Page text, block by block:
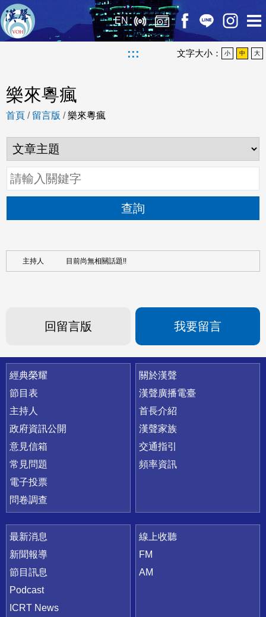
EN
::: 文字大小： 小 中 大
樂來粵瘋
首頁 / 留言版 /樂來粵瘋
查詢
目前尚無相關話題!!
回留言版 我要留言
快速連結
經典榮耀
節目表
主持人
政府資訊公開
意見信箱
常見問題
電子投票
問卷調查
關於漢聲
漢聲廣播電臺
首長介紹
漢聲家族
交通指引
頻率資訊
最新消息
新聞報導
節目訊息
Podcast
ICRT News
線上收聽
FM
AM